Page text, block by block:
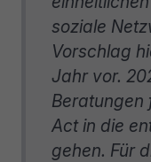
soziale
Vorschlag
Jahr vor.
Beratungen
Act in die
gehen. Für